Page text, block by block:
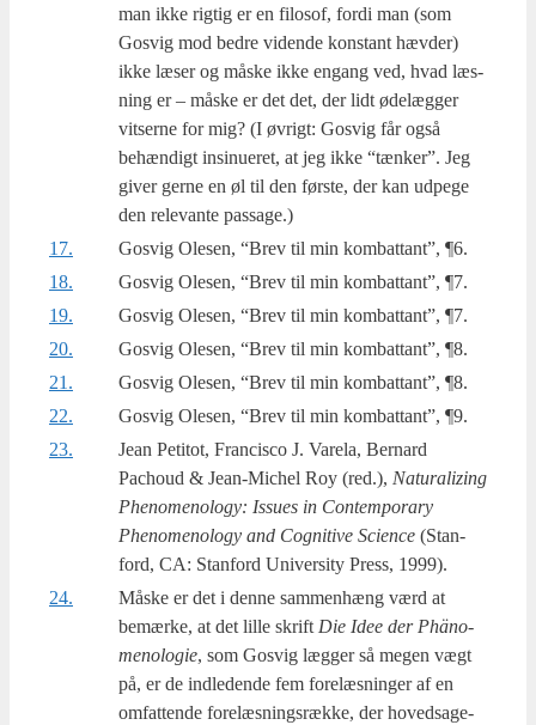
man ikke rig­tig er en filo­sof, for­di man (som
Gosvig mod bed­re viden­de kon­stant hæv­der)
ikke læser og måske ikke engang ved, hvad læs­
ning er – måske er det det, der lidt øde­læg­ger
vit­ser­ne for mig? (I øvrigt: Gosvig får også
behæn­digt insi­nu­e­ret, at jeg ikke “tæn­ker”. Jeg
giver ger­ne en øl til den før­ste, der kan udpe­ge
den rele­van­te passage.)
17.
Gosvig Ole­sen, “Brev til min kom­bat­tant”, ¶6.
18.
Gosvig Ole­sen, “Brev til min kom­bat­tant”, ¶7.
19.
Gosvig Ole­sen, “Brev til min kom­bat­tant”, ¶7.
20.
Gosvig Ole­sen, “Brev til min kom­bat­tant”, ¶8.
21.
Gosvig Ole­sen, “Brev til min kom­bat­tant”, ¶8.
22.
Gosvig Ole­sen, “Brev til min kom­bat­tant”, ¶9.
23.
Jean Peti­tot, Fran­ci­sco J. Vare­la, Ber­nard
Pachoud & Jean-Michel Roy (red.), Natu­ra­lizing
Pheno­meno­lo­gy: Issu­es in Con­tem­porary
Pheno­meno­lo­gy and Cog­ni­ti­ve Sci­en­ce (Stan­
ford, CA: Stan­ford Uni­ver­si­ty Press, 1999).
24.
Måske er det i den­ne sam­men­hæng værd at
bemær­ke, at det lil­le skrift Die Idee der Phä­no­
meno­lo­gie, som Gosvig læg­ger så megen vægt
på, er de ind­le­den­de fem fore­læs­nin­ger af en
omfat­ten­de fore­læs­nings­ræk­ke, der hoved­sa­ge­